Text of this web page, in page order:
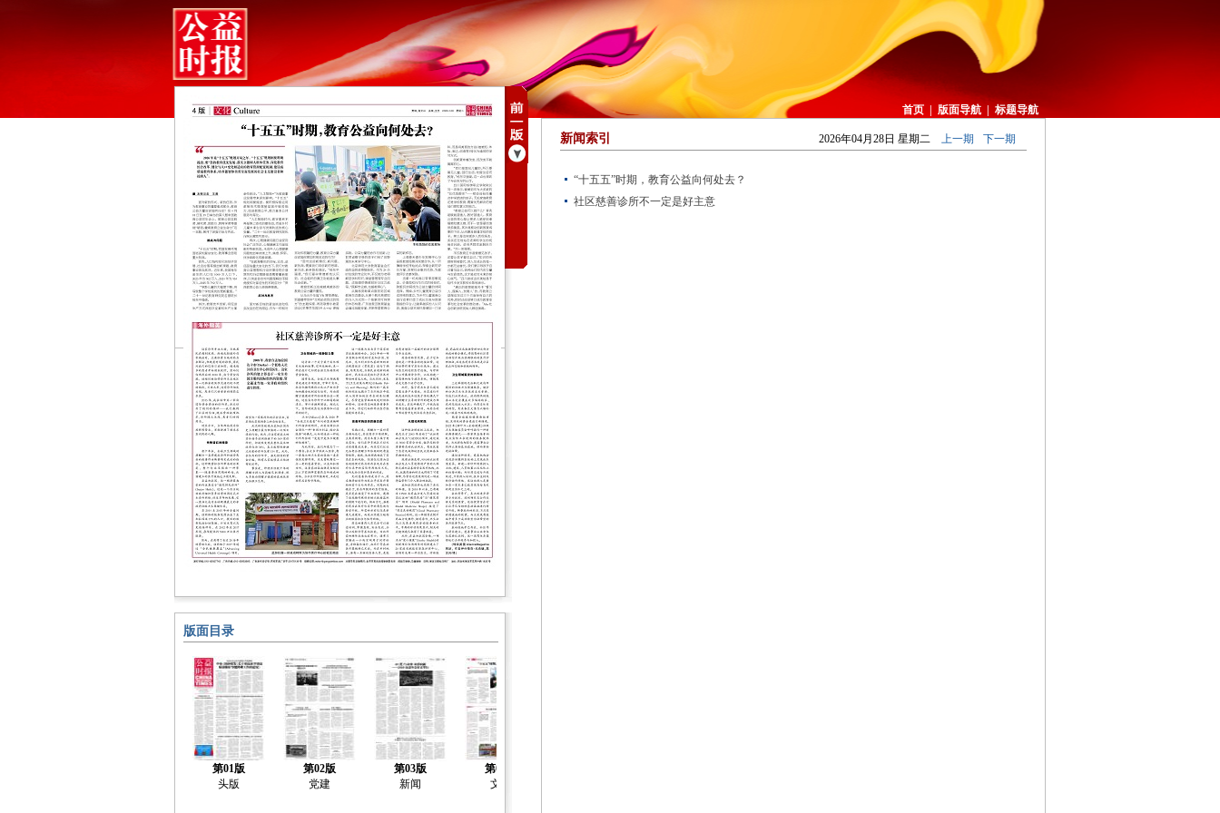
首页 版面导航 标题导航
版面目录
第01版
头版
第02版
党建
第03版
新闻
第04版
文化
新闻索引 2026年04月28日 星期二 上一期 下一期
“十五五”时期，教育公益向何处去？
社区慈善诊所不一定是好主意